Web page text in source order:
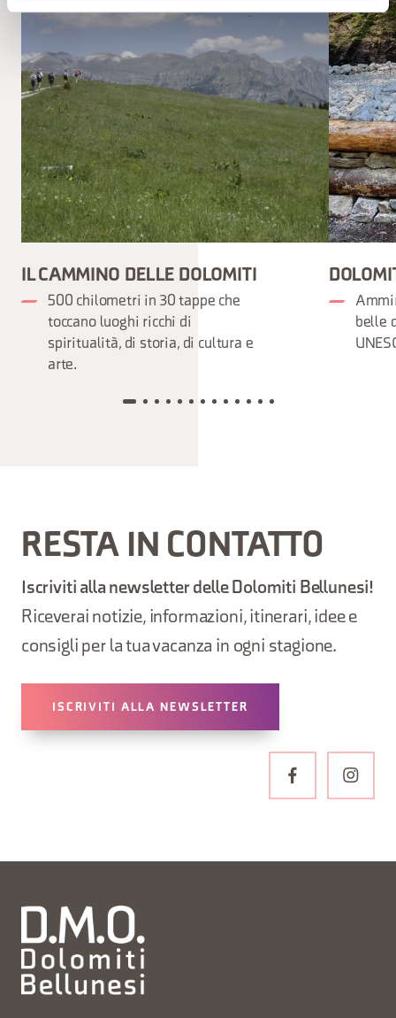
IL CAMMINO DELLE DOLOMITI
500 chilometri in 30 tappe che
toccano luoghi ricchi di
spiritualità, di storia, di cultura e
arte.
belle
RESTA IN CONTATTO
Iscriviti alla newsletter delle Dolomiti Bellunesi!
Riceverai notizie, informazioni, itinerari, idee e
consigli per la tua vacanza in ogni stagione.
ISCRIVITI ALLA NEWSLETTER